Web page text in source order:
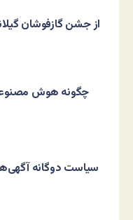
از جشن گازفوشان
چگونه هوش
سیاست دوگانه